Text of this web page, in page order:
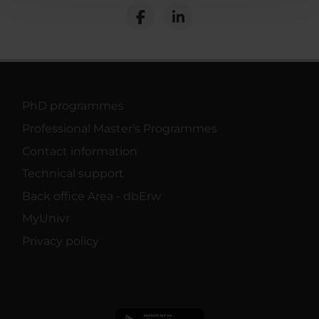
raccolto dal tuo utilizzo dei loro servizi.
PhD programmes
Professional Master's Programmes
Contact information
Technical support
Back office Area - dbErw
MyUnivr
Privacy policy